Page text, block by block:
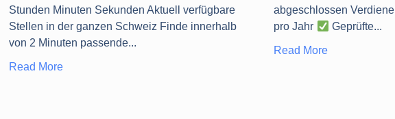
Stunden Minuten Sekunden Aktuell verfügbare
Stellen in der ganzen Schweiz Finde innerhalb
von 2 Minuten passende
Read More
abgeschlossen
pro Jahr
Geprüfte
Read More